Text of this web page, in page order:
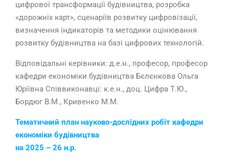
цифрової трансформації будівництва, розробка
«дорожніх карт», сценаріїв розвитку цифровізації,
визначення індикаторів та методики оцінювання
розвитку будівництва на базі цифрових технологій.
Відповідальні керівники: д.е.н., професор, професор
кафедри економіки будівництва Бєлєнкова Ольга
Юріївна Співвиконавці: к.е.н., доц. Цифра Т.Ю.,
Бордюг В.М., Кривенко М.М.
Тематичний план науково-дослідних робіт кафедри
економіки будівництва
на 2025 – 26 н.р.